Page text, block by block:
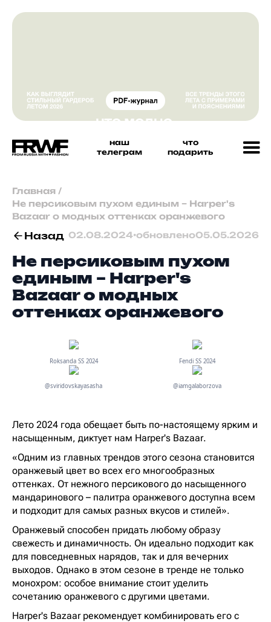
наш
телеграм
что
подарить
Главная /
Не персиковым пухом единым – Harper's
Bazaar о модных оттенках оранжевого
Назад 02.08.2024•обновлено05.05.2026
Не персиковым пухом
единым – Harper's
Bazaar о модных
оттенках оранжевого
Roksanda SS 2024 Fendi SS 2024
@sviridovskayasasha @iamgalaborzova
Лето 2024 года обещает быть по-настоящему ярким и
насыщенным, диктует нам Harper's Bazaar.
«Одним из главных трендов этого сезона становится
оранжевый цвет во всех его многообразных
оттенках. От нежного персикового до насыщенного
мандаринового – палитра оранжевого доступна всем
и подходит для самых разных вкусов и стилей».
Оранжевый способен придать любому образу
свежесть и динамичность. Он идеально подходит как
для повседневных нарядов, так и для вечерних
выходов. Однако в этом сезоне в тренде не только
монохром: особое внимание стоит уделить
сочетанию оранжевого с другими цветами.
Harper's Bazaar рекомендует комбинировать его с